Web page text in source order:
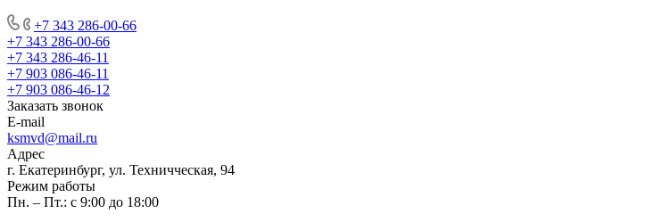
+7 343 286-00-66
+7 343 286-00-66
+7 343 286-46-11
+7 903 086-46-11
+7 903 086-46-12
Заказать звонок
E-mail
ksmvd@mail.ru
Адрес
г. Екатеринбург, ул. Техничческая, 94
Режим работы
Пн. – Пт.: с 9:00 до 18:00